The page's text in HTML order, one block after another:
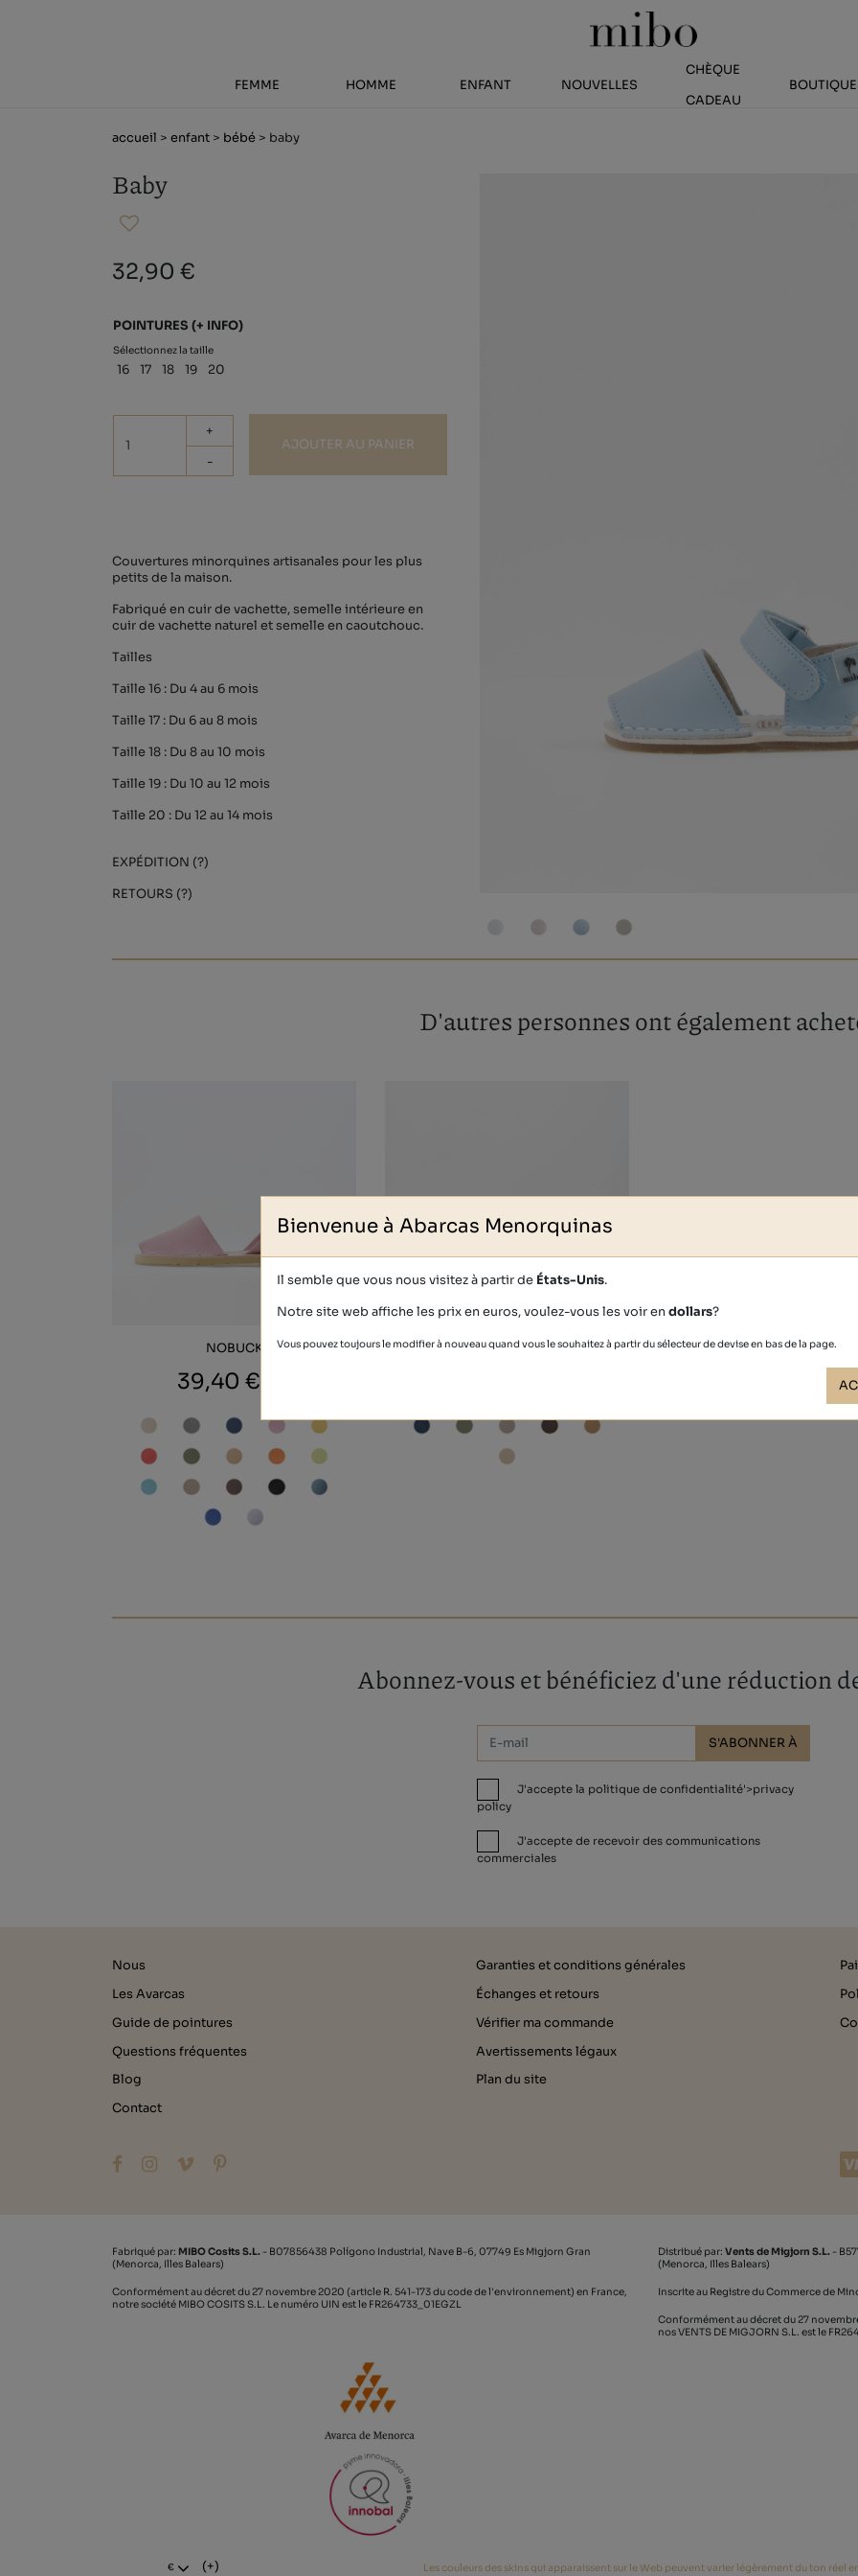
FEMME HOMME ENFANT NOUVELLES
CHÈQUE
CADEAU
accueil > enfant > bébé > baby
Baby
32,90 €
POINTURES (+ INFO)
Sélectionnez la taille
16 17 18 19 20
+
-
AJOUTER AU PANIER
Couvertures minorquines artisanales pour les plus
petits de la maison.
Fabriqué en cuir de vachette, semelle intérieure en
cuir de vachette naturel et semelle en caoutchouc.
Tailles
Taille 16 : Du 4 au 6 mois
Taille 17 : Du 6 au 8 mois
Taille 18 : Du 8 au 10 mois
Taille 19 : Du 10 au 12 mois
Taille 20 : Du 12 au 14 mois
EXPÉDITION (?)
RETOURS (?)
D'autres personnes ont également
NOBUCK
39,40 €
NOBUCK
Abonnez-vous et bénéficiez d'une réduction
S'ABONNER À
J'accepte la politique de confidentialité'>privacy
policy
J'accepte de recevoir des communications
commerciales
Nous
Les Avarcas
Guide de pointures
Questions fréquentes
Blog
Contact
Garanties et conditions générales
Échanges et retours
Vérifier ma commande
Avertissements légaux
Plan du site
Fabriqué par: MIBO Cosits S.L. - B07856438 Polígono Industrial, Nave B-6, 07749 Es Migjorn Gran
(Menorca, Illes Balears)
Conformément au décret du 27 novembre 2020 (article R. 541-173 du code de l'environnement) en France,
notre société MIBO COSITS S.L. Le numéro UIN est le FR264733_01EGZL
Distribué par: Vents de Migjorn S.L. -
(Menorca, Illes Balears)
Inscrite au Registre du Commerce de
Conformément au décret du 27
nos VENTS DE MIGJORN S.L. est le
€ (+) Les couleurs des skins qui apparaissent sur le Web peuvent varier légèrement du ton réel
Bienvenue à Abarcas Menorquinas
Il semble que vous nous visitez à partir de États-Unis.
Notre site web affiche les prix en euros, voulez-vous les voir endollars?
Vous pouvez toujours le modifier à nouveau quand vous le souhaitez à partir du sélecteur de devise en bas de la page.